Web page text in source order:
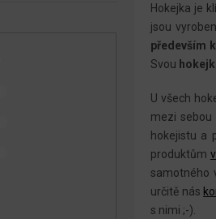
Hokejka je
jsou
především
Svou
U všech
mezi sebou
hokejistu a
produktům
samotného
určitě nás
s nimi ;-).